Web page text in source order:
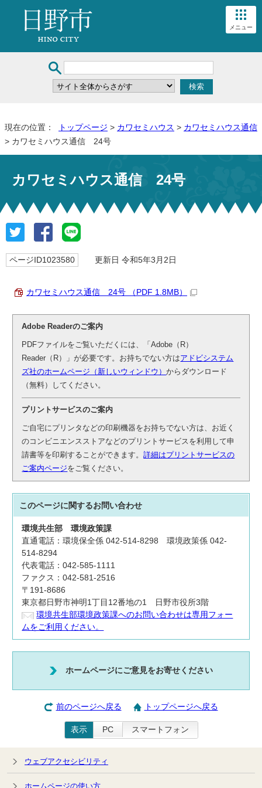
メニュー
現在の位置： トップページ > カワセミハウス > カワセミハウス通信
> カワセミハウス通信 24号
カワセミハウス通信 24号
ページID1023580 更新日 令和5年3月2日
カワセミハウス通信 24号 （PDF 1.8MB）
Adobe Readerのご案内
PDFファイルをご覧いただくには、「Adobe（R）
Reader（R）」が必要です。お持ちでない方はアドビシステム
ズ社のホームページ（新しいウィンドウ）からダウンロード
（無料）してください。
プリントサービスのご案内
ご自宅にプリンタなどの印刷機器をお持ちでない方は、お近く
のコンビニエンスストアなどのプリントサービスを利用して申
請書等を印刷することができます。詳細はプリントサービスの
ご案内ページをご覧ください。
このページに関するお問い合わせ
環境共生部環境政策課
直通電話：環境保全係 042-514-8298 環境政策係 042-
514-8294
代表電話：042-585-1111
ファクス：042-581-2516
〒191-8686
東京都日野市神明1丁目12番地の1 日野市役所3階
環境共生部環境政策課へのお問い合わせは専用フォー
ムをご利用ください。
ホームページにご意見をお寄せください
前のページへ戻る トップページへ戻る
表示 PC スマートフォン
ウェブアクセシビリティ
ホームページの使い方